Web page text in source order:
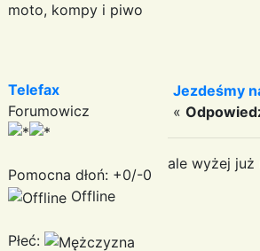
moto, kompy i piwo
Telefax
Forumowicz
Pomocna dłoń: +0/-0
Offline
Płeć:
Jezdeśmy
«
ale wyżej